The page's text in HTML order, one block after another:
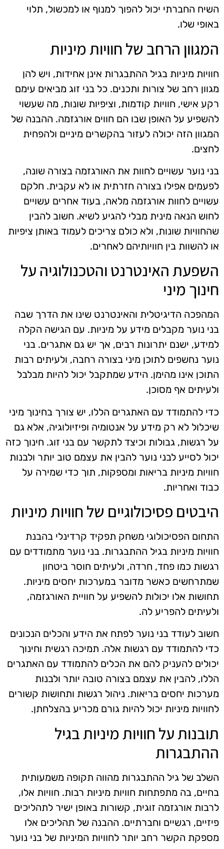
השיח החברתי יכול להפוך למנוף או למכשול, תלוי
באופי שלו.
המגוון הרחב של חוויות מיניות
חוויות מיניות בגיל ההתבגרות אינן אחידות, ויש להן
מגוון רחב של צורות ותכנים. כל בני זוג מביאים עימם
רקע אישי, חוויות קודמות, וציפיות שונות, מה שעשוי
להשפיע על האופן שבו הם חווים אורגזמה. ההבנה של
המגוון הזה יכולה לעזור בהקשרים מיניים ולהפחית
לחצים.
בני נוער עשויים לחוות את האורגזמה בצורה שונה,
לפעמים אפילו בצורה חזרתית או לא עקבית. חלקם
עשויים לחוות אורגזמה מלאה, בעוד אחרים עשויים
לחוש הנאה מינית מבלי להגיע לשיא. חשוב להבין
שהחוויות שונות, ולא כולם צריכים לעמוד באותן ציפיות
או להשוות בין חוויותיהם לאחרים.
השפעת האינטרנט והטכנולוגיה על
חינוך מיני
המהפכה הדיגיטלית והאינטרנט שינו את הדרך שבה
בני נוער מקבלים מידע על מיניות. עם הגישה הקלה
למידע, ישנם יתרונות רבים, אך יש גם אתגרים. בני
נוער נחשפים לתוכן מיני בצורה רחבה, ולעיתים רבות
התוכן אינו מהימן. הידע שמתקבל יכול להיות מבלבל
ולעיתים אף מסוכן.
כדי להתמודד עם האתגרים הללו, יש צורך בחינוך מיני
שיכלול לא רק מידע על אנטומיה ופיזיולוגיה, אלא גם
על רגשות, גבולות וכיצד לתקשר עם בני זוג. חינוך כזה
יכול לסייע לבני נוער להבין את עצמם טוב יותר ולבנות
חוויות מיניות בריאות ומספקות, תוך כדי שמירה על
כבוד ואחריות.
היבטים פסיכולוגיים של חוויות מיניות
התחום הפסיכולוגי משחק תפקיד קרדינלי בהבנת
חוויות מיניות בגיל ההתבגרות. בני נוער מתמודדים עם
רגשות כמו פחד, חרדה, ולעיתים חוסר ביטחון
שמתרחשים כאשר מדובר במערכות יחסים מיניות.
תחושות אלו יכולות להשפיע על חוויית האורגזמה,
ולעיתים להפריע לה.
חשוב לעודד בני נוער לפתח את הידע והכלים הנכונים
כדי להתמודד עם רגשות אלה. תמיכה רגשית וחינוך
יכולים להעניק להם את הכלים להתמודד עם האתגרים
הללו, להבין את עצמם בצורה טובה יותר ולבנות
מערכות יחסים בריאות. ניהול רגשות ותחושות קשורים
לחוויות מיניות יכול להיות גורם מכריע בהצלחתן.
תובנות על חוויות מיניות בגיל
ההתבגרות
השלב של גיל ההתבגרות מהווה תקופה משמעותית
בחיים, בה מתפתחות חוויות מיניות רבות. חוויות אלו,
לרבות אורגזמה זוגית, קשורות באופן ישיר לתהליכים
פיזיים, רגשיים וחברתיים. ההבנה של תהליכים אלו
מספקת הקשר רחב יותר לחוויות המיניות של בני נוער